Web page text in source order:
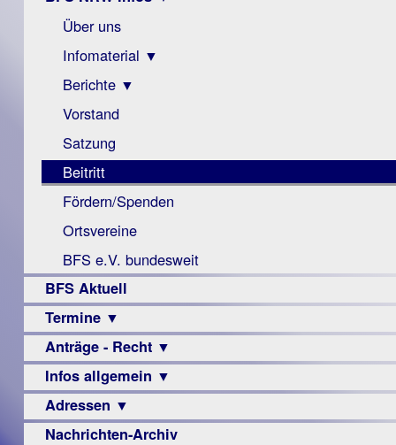
Über uns
Infomaterial ▼
Visus
Zeitschrift
Monokular
Mac
Instagram-
Links
Berichte ▼
Archiv
Berichte
Vorstand
Satzung
Beitritt
Fördern/Spenden
Ortsvereine
BFS e.V. bundesweit
BFS Aktuell
Termine ▼
Veranstaltungsprogramme
Anträge - Recht ▼
Archiv
Urteile
Infos allgemein ▼
Sehbehinderung
Frühförderung
Adressen ▼
Augenoptiker
Nachrichten-Archiv